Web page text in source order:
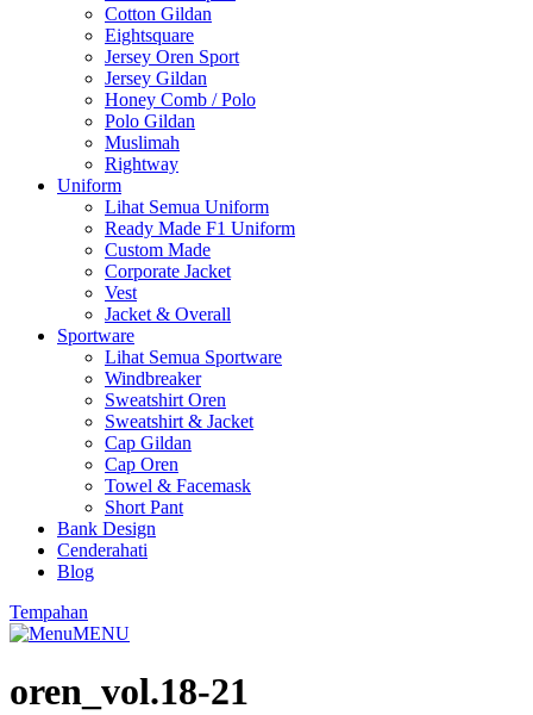
Cotton Gildan
Eightsquare
Jersey Oren Sport
Jersey Gildan
Honey Comb / Polo
Polo Gildan
Muslimah
Rightway
Uniform
Lihat Semua Uniform
Ready Made F1 Uniform
Custom Made
Corporate Jacket
Vest
Jacket & Overall
Sportware
Lihat Semua Sportware
Windbreaker
Sweatshirt Oren
Sweatshirt & Jacket
Cap Gildan
Cap Oren
Towel & Facemask
Short Pant
Bank Design
Cenderahati
Blog
Tempahan
MENU
oren_vol.18-21